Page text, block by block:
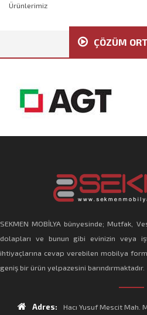
Ürünlerimiz
ÇÖZÜM
SEKMEN MOBİLYA bünyesinde; Mutfak,
dolapları ve bunun gibi evinizin veya
ihtiyaçlarına cevap verebilen mobilya
geniş bir ürün yelpazesini barındırmaktadır.
Adres:
Hacı Yusuf Mescit Mah.